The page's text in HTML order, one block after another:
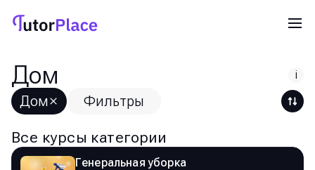
Дом i
Дом Фильтры
Все курсы категории
Генеральная уборка